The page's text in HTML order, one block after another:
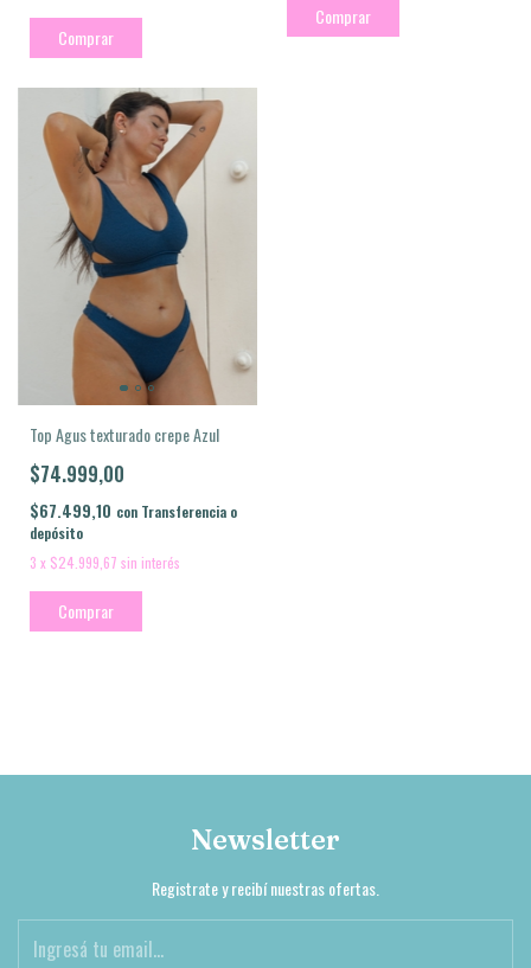
Comprar
Comprar
Top Agus texturado crepe Azul
$74.999,00
$67.499,10 con Transferencia o
depósito
3 x $24.999,67 sin interés
Comprar
Newsletter
Registrate y recibí nuestras ofertas.